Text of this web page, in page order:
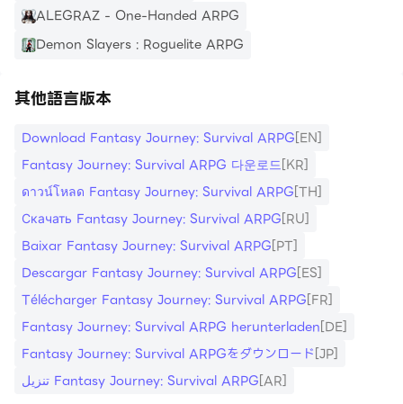
- 獲得強大的技能並結合不同的獎勵，喚醒秘密的樂趣 -
能力，讓每場戰鬥都獨一無二，而且——你自己的！
- 生存取決於你的戰略和戰術思維。
的生存！更硬核，是的！
你不要放棄。繼續訓練你無所畏懼的倖存者併升級他們的裝
備！
你的對手
哦，敵人。然後是十幾個，一百多個。一次挑戰 1,000 名
敵人並擊敗他們！
使用不同的英雄技能、武器和角色扮演遊戲智慧來完善你的
戰爭。
在與巨大而憤怒的動漫 Boss 的戰鬥中倖存下來：我們將
它們變得非常危險但同樣可愛，但不要讓這愚弄了你！
遊戲特色
ALEGRAZ - One-Handed ARPG
Demon Slayers : Roguelite ARPG
其他語言版本
Download Fantasy Journey: Survival ARPG[EN]
Fantasy Journey: Survival ARPG 다운로드[KR]
ดาวน์โหลด Fantasy Journey: Survival ARPG[TH]
Скачать Fantasy Journey: Survival ARPG[RU]
Baixar Fantasy Journey: Survival ARPG[PT]
Descargar Fantasy Journey: Survival ARPG[ES]
Télécharger Fantasy Journey: Survival ARPG[FR]
Fantasy Journey: Survival ARPG herunterladen[DE]
Fantasy Journey: Survival ARPGをダウンロード[JP]
تنزيل Fantasy Journey: Survival ARPG[AR]